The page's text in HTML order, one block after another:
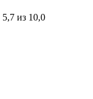
5,7 из 10,0